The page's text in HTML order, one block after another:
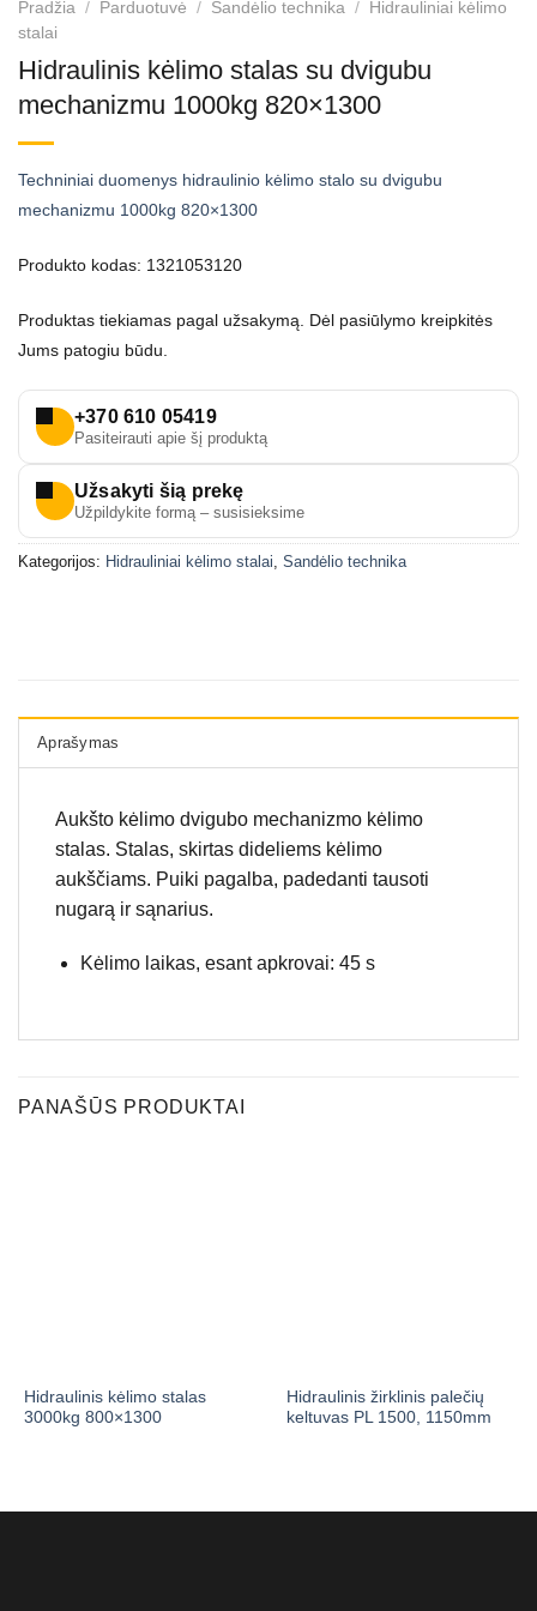
Pradžia / Parduotuvė / Sandėlio technika / Hidrauliniai kėlimo
stalai
Hidraulinis kėlimo stalas su dvigubu
mechanizmu 1000kg 820×1300
Techniniai duomenys hidraulinio kėlimo stalo su dvigubu
mechanizmu 1000kg 820×1300
Produkto kodas: 1321053120
Produktas tiekiamas pagal užsakymą. Dėl pasiūlymo kreipkitės
Jums patogiu būdu.
+370 610 05419
Pasiteirauti apie šį produktą
Užsakyti šią prekę
Užpildykite formą – susisieksime
Kategorijos: Hidrauliniai kėlimo stalai Sandėlio technika
Aprašymas
Aukšto kėlimo dvigubo mechanizmo kėlimo
stalas. Stalas, skirtas dideliems kėlimo
aukščiams. Puiki pagalba, padedanti tausoti
nugarą ir sąnarius.
Kėlimo laikas, esant apkrovai: 45 s
PANAŠŪS PRODUKTAI
Hidraulinis kėlimo stalas
3000kg 800×1300
Hidraulinis žirklinis palečių
keltuvas PL 1500, 1150mm